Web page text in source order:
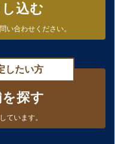
込む
い合わせください。
したい方
探す
ています。